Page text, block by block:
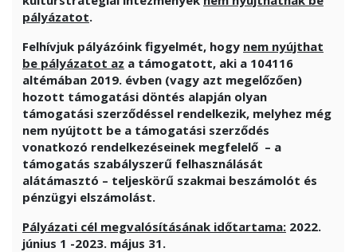
pályázatot.
Felhívjuk pályázóink figyelmét, hogy nem nyújthat
be pályázatot az a támogatott, aki a 104116
altémában 2019. évben (vagy azt megelőzően)
hozott támogatási döntés alapján olyan
támogatási szerződéssel rendelkezik, melyhez még
nem nyújtott be a támogatási szerződés
vonatkozó rendelkezéseinek megfelelő – a
támogatás szabályszerű felhasználását
alátámasztó – teljeskörű szakmai beszámolót és
pénzügyi elszámolást.
Pályázati cél megvalósításának időtartama: 2022.
június 1 -2023. május 31.